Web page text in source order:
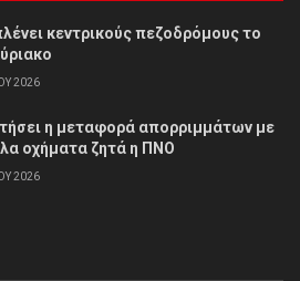
κεντρικούς πεζοδρόμους το
2026
η μεταφορά απορριμμάτων με
οχήματα ζητά η ΠΝΟ
2026